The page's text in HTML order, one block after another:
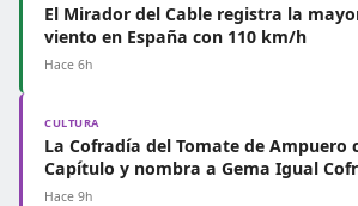
El Mirador del Cable registra la
viento en España con 110 km/h
Hace 6h
CULTURA
La Cofradía del Tomate de Ampuero
Capítulo y nombra a Gema Igual
Hace 9h